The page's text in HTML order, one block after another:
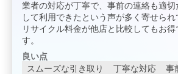
業者の対応が丁寧で、事前の連絡も適
して利用できたという声が多く寄せられ
リサイクル料金が他店と比較してもお
す。
良い点
スムーズな引き取り
丁寧な対応
事